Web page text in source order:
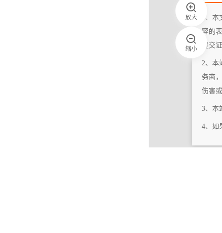
放大
缩小
1、
容的
提交
2、本
务商
伤害
3、本
4、如